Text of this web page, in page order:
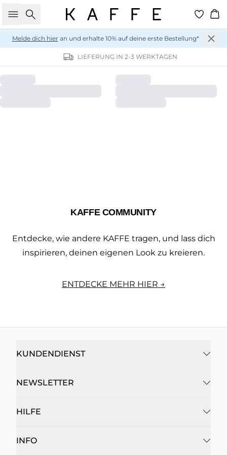
Suche
Melde dich hieran und erhalte 10% auf deine erste Bestellung*
LIEFERUNG IN 2-3 WERKTAGEN
FESTKLEIDUNG
WORKWEAR
KAFFE COMMUNITY
Entdecke, wie andere KAFFE tragen, und lass dich
inspirieren, deinen eigenen Look zu kreieren.
ENTDECKE MEHR HIER →
KUNDENDIENST
NEWSLETTER
HILFE
INFO